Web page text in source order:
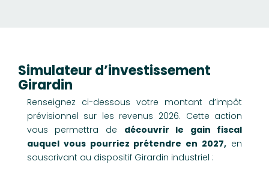
Simulateur d’investissement
Girardin
Renseignez ci-dessous votre montant d’impôt
prévisionnel sur les revenus 2026. Cette action
vous permettra de découvrir le gain fiscal
auquel vous pourriez prétendre en 2027, en
souscrivant au dispositif Girardin industriel :